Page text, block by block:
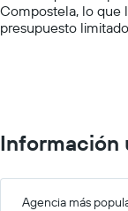
Range:
0
Compostela, lo que
presupuesto limitado.
Información
Agencia más